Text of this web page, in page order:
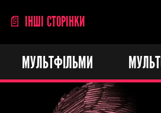
📄 ІНШІ СТОРІНКИ
МУЛЬТФІЛЬМИ